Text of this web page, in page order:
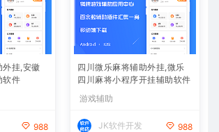
外挂,安徽
软件
988
四川微乐麻将辅助外挂,微乐
四川麻将小程序开挂辅助软件
游戏辅助
JK软件开发 988